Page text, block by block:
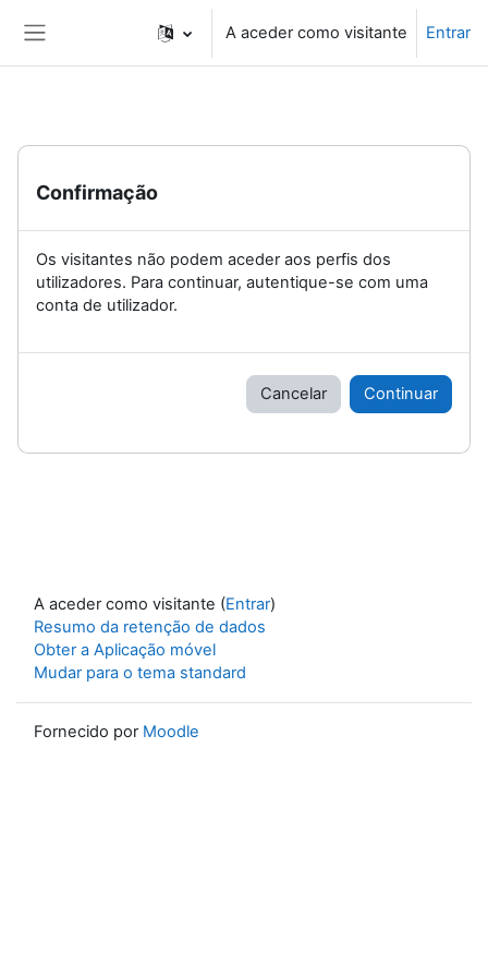
A aceder como visitante Entrar
Confirmação
Os visitantes não podem aceder aos perfis dos
utilizadores. Para continuar, autentique-se com uma
conta de utilizador.
Cancelar Continuar
A aceder como visitante (Entrar)
Resumo da retenção de dados
Obter a Aplicação móvel
Mudar para o tema standard
Fornecido por Moodle